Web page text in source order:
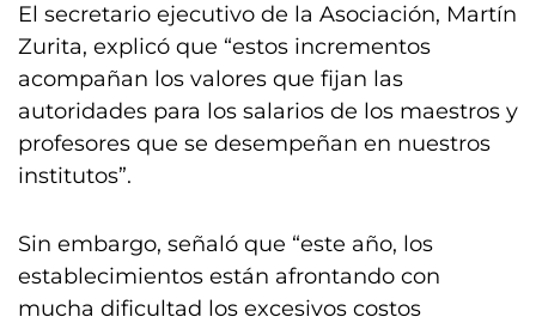
El secretario ejecutivo de la Asociación, Martín
Zurita, explicó que “estos incrementos
acompañan los valores que fijan las
autoridades para los salarios de los maestros y
profesores que se desempeñan en nuestros
institutos”.
Sin embargo, señaló que “este año, los
establecimientos están afrontando con
mucha dificultad los excesivos costos